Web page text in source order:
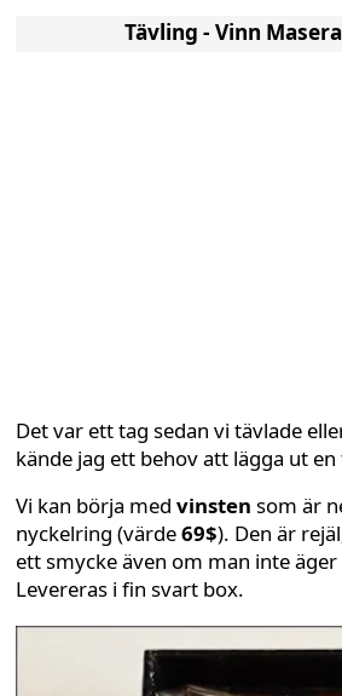
Tävling - Vinn
Det var ett tag sedan vi tävlade
kände jag ett behov att lägga ut
Vi kan börja med vinsten som är
nyckelring (värde69$). Den är
ett smycke även om man inte äger
Levereras i fin svart box.